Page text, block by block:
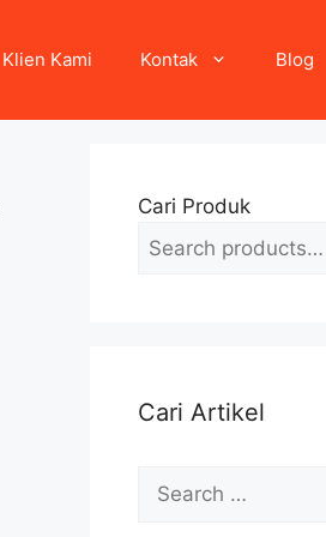
Klien Kami Kontak Blog
Cari Produk
Cari Artikel
Search
for: